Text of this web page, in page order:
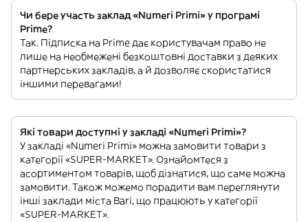
Чи бере участь заклад «Numeri Primi» у програмі
Prime?
Так. Підписка на Prime дає користувачам право не
лише на необмежені безкоштовні доставки з деяких
партнерських закладів, а й дозволяє скористатися
іншими перевагами!
Які товари доступні у закладі «Numeri Primi»?
У закладі «Numeri Primi» можна замовити товари з
категорії «SUPER-MARKET». Ознайомтеся з
асортиментом товарів, щоб дізнатися, що саме можна
замовити. Також можемо порадити вам переглянути
інші заклади міста Bari, що працюють у категорії
«SUPER-MARKET».